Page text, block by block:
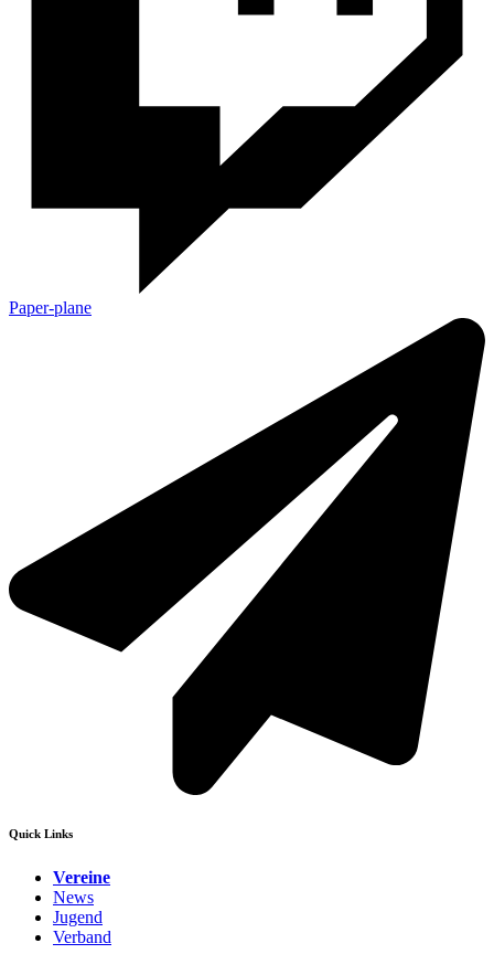
Paper-plane
Quick Links
Vereine
News
Jugend
Verband